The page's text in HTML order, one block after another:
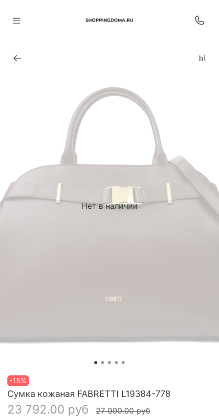
Нет в наличии
-15%
Сумка кожаная FABRETTI L19384-778
23 792.00 руб 27 990.00 руб